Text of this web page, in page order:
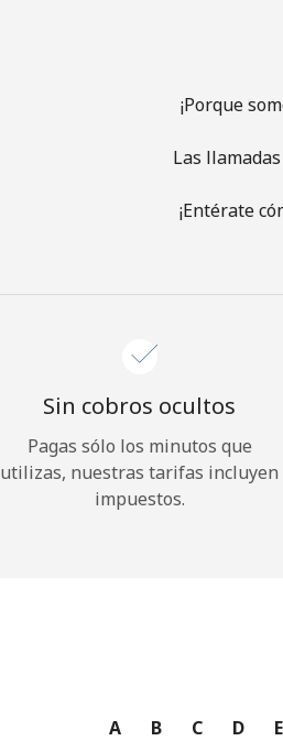
¡Porque
Las
¡Entérate
Sin cobros ocultos
Pagas sólo los minutos que
utilizas, nuestras tarifas incluyen
impuestos.
A B C D E